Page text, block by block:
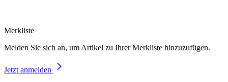
Merkliste
Melden Sie sich an, um Artikel zu Ihrer Merkliste hinzuzufügen.
Jetzt anmelden